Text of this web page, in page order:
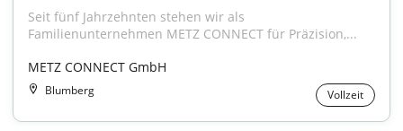
Seit fünf Jahrzehnten stehen wir als
Familienunternehmen METZ CONNECT für Präzision,...
METZ CONNECT GmbH
Blumberg Vollzeit